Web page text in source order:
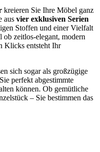
kreieren Sie Ihre Möbel ganz
aus vier exklusiven Serien
Stoffen und einer Vielfalt
ob zeitlos-elegant, modern
Klicks entsteht Ihr
sich sogar als großzügige
perfekt abgestimmte
können. Ob gemütliche
– Sie bestimmen das